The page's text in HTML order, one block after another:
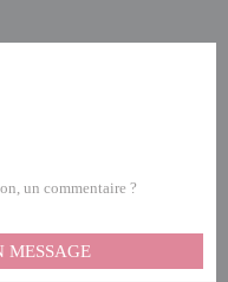
un commentaire ?
MESSAGE